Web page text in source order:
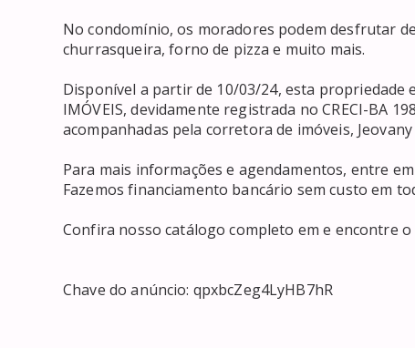
No condomínio, os moradores podem desfrutar
churrasqueira, forno de pizza e muito mais.
Disponível a partir de 10/03/24, esta propriedade
IMÓVEIS, devidamente registrada no CRECI-BA
acompanhadas pela corretora de imóveis, Jeovany
Para mais informações e agendamentos, entre
Fazemos financiamento bancário sem custo em
Confira nosso catálogo completo em e encontre o
Chave do anúncio: qpxbcZeg4LyHB7hR